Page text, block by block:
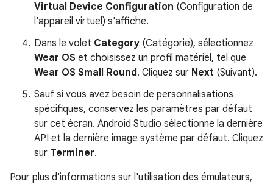
Virtual Device Configuration (Configuration de
l'appareil virtuel) s'affiche.
Dans le volet Category (Catégorie), sélectionnez
Wear OS et choisissez un profil matériel, tel que
Wear OS Small Round. Cliquez sur Next (Suivant).
Sauf si vous avez besoin de personnalisations
spécifiques, conservez les paramètres par défaut
sur cet écran. Android Studio sélectionne la dernière
API et la dernière image système par défaut. Cliquez
sur Terminer.
Pour plus d'informations sur l'utilisation des émulateurs,